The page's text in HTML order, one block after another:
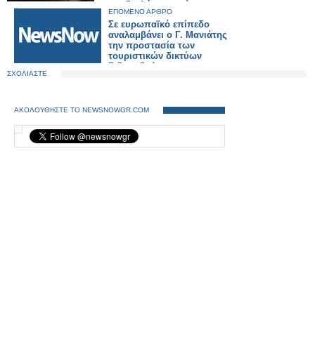
στην διπλή αφετηρία στο
Γαλάτσι, που έχουν
ενεργοποιημένα τα
κλιματιστικά του, επί ώρες.
ΕΠΟΜΕΝΟ ΑΡΘΡΟ
Σε ευρωπαϊκό επίπεδο
αναλαμβάνει ο Γ. Μανιάτης
την προστασία των
τουριστικών δικτύων
Σιδηροδρόμου.
ΣΧΟΛΙΑΣΤΕ
ΑΚΟΛΟΥΘΗΣΤΕ ΤΟ NEWSNOWGR.COM